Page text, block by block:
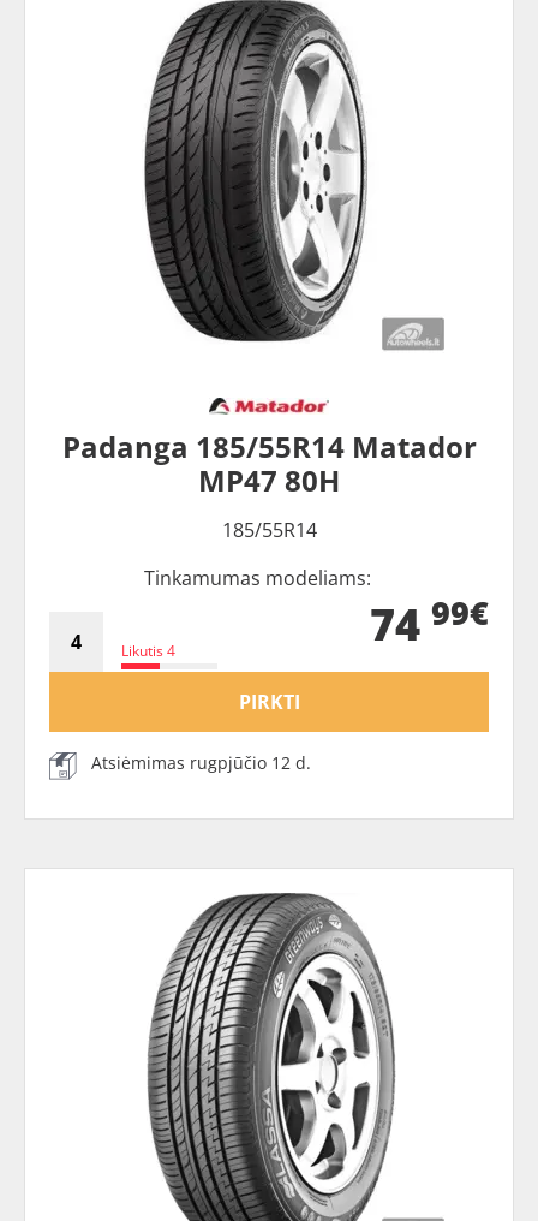
Padanga 185/55R14 Matador
MP47 80H
185/55R14
Tinkamumas modeliams:
Likutis 4 74 99€
PIRKTI
Atsiėmimas rugpjūčio 12 d.